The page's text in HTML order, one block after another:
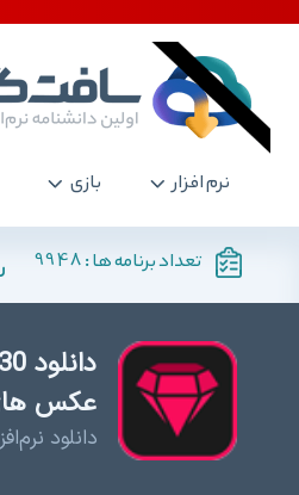
نرم افزار بازی
تعداد برنامه ها :9948
عکس
دانلود